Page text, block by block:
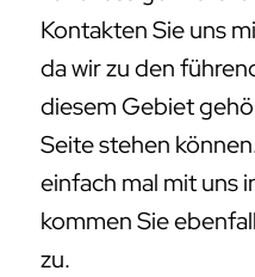
Kontakten Sie uns
da wir zu den
diesem Gebiet
Seite stehen
einfach mal mit uns
kommen Sie
zu.